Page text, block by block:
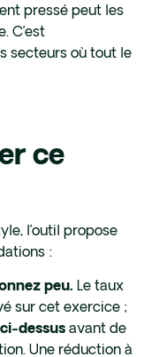
pressé peut les
C’est
secteurs où tout le
ce
l’outil propose
:
peu. Le taux
sur cet exercice ;
dessus avant de
Une réduction à